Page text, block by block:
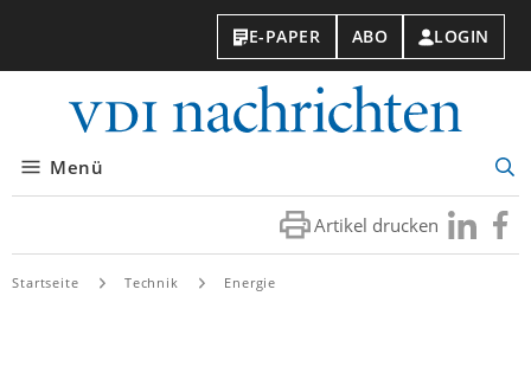
E-PAPER ABO LOGIN
Menü
Artikel drucken Besuchen
Sie
Sie
Startseite Technik Energie